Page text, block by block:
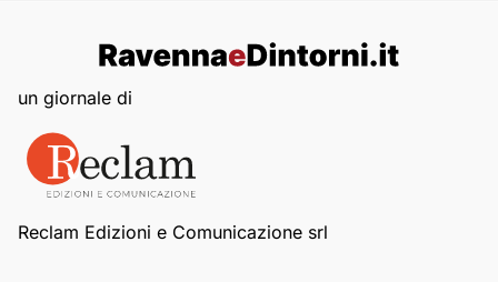
un giornale di
Reclam Edizioni e Comunicazione srl